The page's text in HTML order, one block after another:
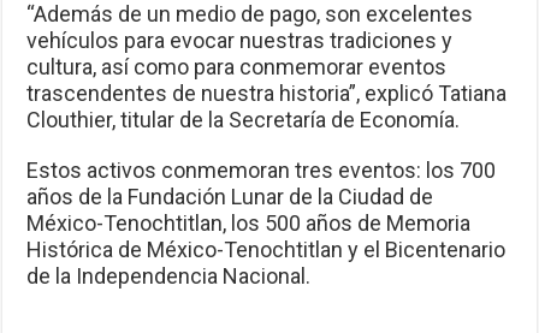
“Además de un medio de pago, son excelentes
vehículos para evocar nuestras tradiciones y
cultura, así como para conmemorar eventos
trascendentes de nuestra historia”, explicó Tatiana
Clouthier, titular de la Secretaría de Economía.
Estos activos conmemoran tres eventos: los 700
años de la Fundación Lunar de la Ciudad de
México-Tenochtitlan, los 500 años de Memoria
Histórica de México-Tenochtitlan y el Bicentenario
de la Independencia Nacional.